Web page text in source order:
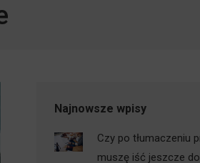
Najnowsze wpisy
Czy po tłumaczeniu
muszę iść jeszcze do